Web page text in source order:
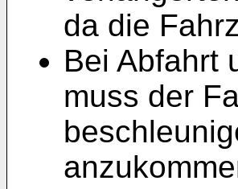
da die
Bei Abfahrt
muss der